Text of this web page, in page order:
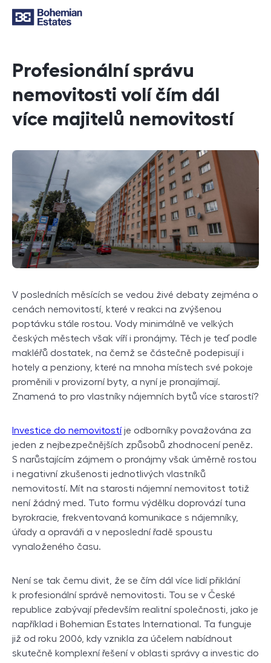
Profesionální správu
nemovitosti volí čím dál
více majitelů nemovitostí
V posledních měsících se vedou živé debaty zejména o
cenách nemovitostí, které v reakci na zvýšenou
poptávku stále rostou. Vody minimálně ve velkých
českých městech však víří i pronájmy. Těch je teď podle
makléřů dostatek, na čemž se částečně podepisují i
hotely a penziony, které na mnoha místech své pokoje
proměnili v provizorní byty, a nyní je pronajímají.
Znamená to pro vlastníky nájemních bytů více starostí?
Investice do nemovitostíje odborníky považována za
jeden z nejbezpečnějších způsobů zhodnocení peněz.
S narůstajícím zájmem o pronájmy však úměrně rostou
i negativní zkušenosti jednotlivých vlastníků
nemovitostí. Mít na starosti nájemní nemovitost totiž
není žádný med. Tuto formu výdělku doprovází tuna
byrokracie, frekventovaná komunikace s nájemníky,
úřady a opraváři a v neposlední řadě spoustu
vynaloženého času.
Není se tak čemu divit, že se čím dál více lidí přiklání
k profesionální správě nemovitosti. Tou se v České
republice zabývají především realitní společnosti, jako je
například i Bohemian Estates International. Ta funguje
již od roku 2006, kdy vznikla za účelem nabídnout
skutečně komplexní řešení v oblasti správy a investic do